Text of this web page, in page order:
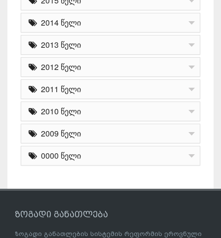
2014 წელი
2013 წელი
2012 წელი
2011 წელი
2010 წელი
2009 წელი
0000 წელი
ზოგადი განათლება
ზოგადი განათლების სისტემის რეფორმის ეროვნული